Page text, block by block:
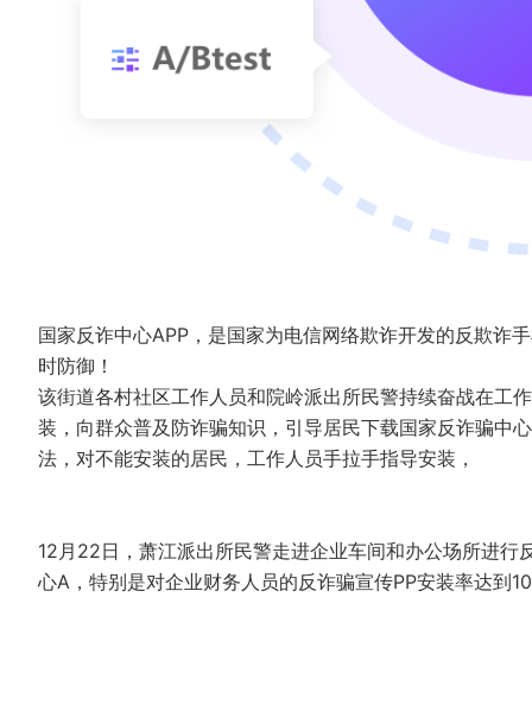
国家反诈中心APP，是国家为电信网络欺诈开发的反欺诈
时防御！
该街道各村社区工作人员和院岭派出所民警持续奋战在工
装，向群众普及防诈骗知识，引导居民下载国家反诈骗中
法，对不能安装的居民，工作人员手拉手指导安装，
12月22日，萧江派出所民警走进企业车间和办公场所进
心A，特别是对企业财务人员的反诈骗宣传PP安装率达到